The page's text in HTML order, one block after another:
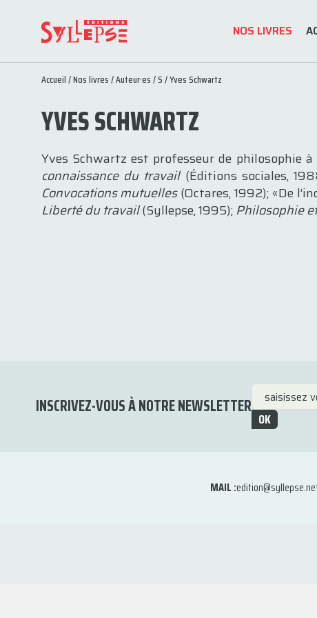
NOS LIVRES
Accueil/Nos livres/Auteur·es/S/ Yves Schwartz
YVES SCHWARTZ
Yves Schwartz est professeur de philosophie
connaissance du travail(Éditions sociales,
Convocations mutuelles(Octares, 1992); «De
Liberté du travail(Syllepse, 1995); Philosophie
INSCRIVEZ-VOUS À NOTRE NEWSLETTER
OK
MAIL :